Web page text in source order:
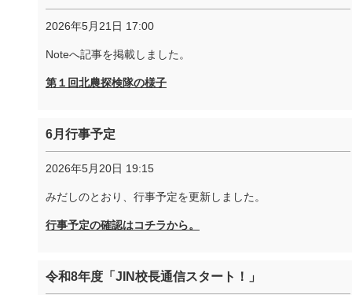
2026年5月21日 17:00
Noteへ記事を掲載しました。
第１回北農探検隊の様子
6月行事予定
2026年5月20日 19:15
みだしのとおり、行事予定を更新しました。
行事予定の確認はコチラから。
令和8年度「JIN校長通信スタート！」